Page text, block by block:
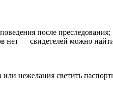
после преследования;
нет — свидетелей можно найти
или нежелания светить